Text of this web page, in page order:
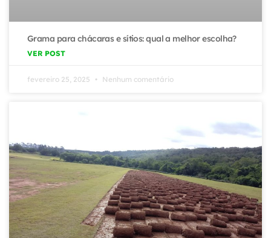
Grama para chácaras e sítios: qual a melhor escolha?
VER POST
fevereiro 25, 2025 Nenhum comentário